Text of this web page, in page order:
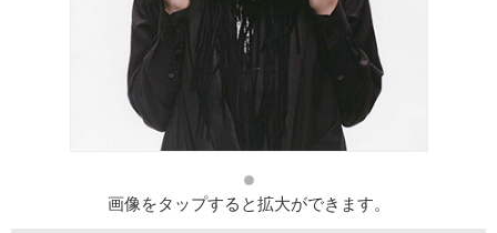
画像をタップすると拡大ができます。